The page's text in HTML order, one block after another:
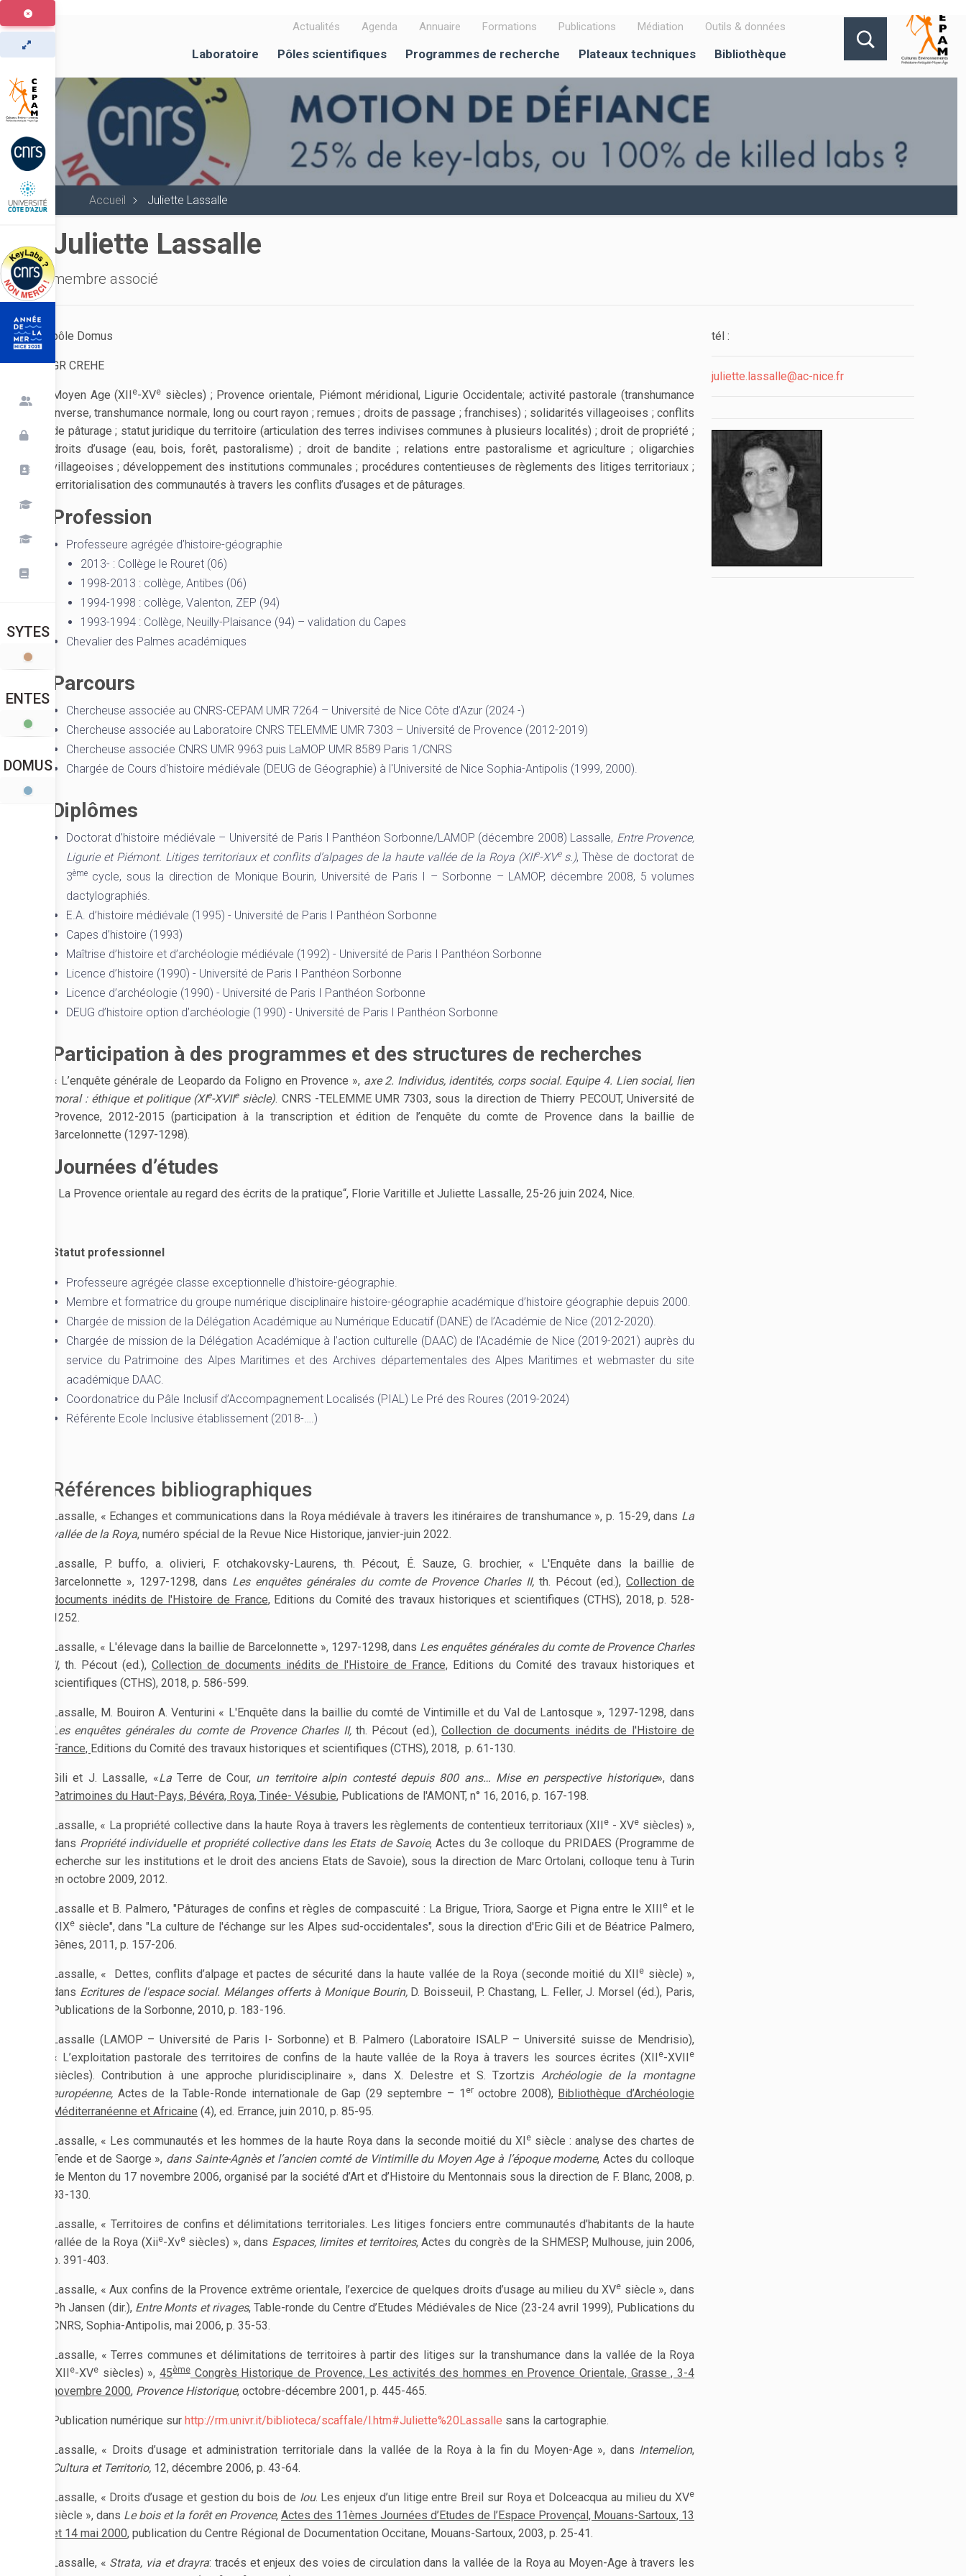
Aller
au
contenu
principal
Actualités Agenda Annuaire Formations Publications Médiation Outils & données
Laboratoire Pôles scientifiques Programmes de recherche Plateaux techniques Bibliothèque
Accueil Juliette Lassalle
SYTES
ENTES
DOMUS
Juliette Lassalle
membre associé
pôle Domus
GR CREHE
Moyen Age (XIIe-XVe siècles) ; Provence orientale, Piémont méridional, Ligurie Occidentale; activité pastorale (transhumance
inverse, transhumance normale, long ou court rayon ; remues ; droits de passage ; franchises) ; solidarités villageoises ; conflits
de pâturage ; statut juridique du territoire (articulation des terres indivises communes à plusieurs localités) ; droit de propriété ;
droits d’usage (eau, bois, forêt, pastoralisme) ; droit de bandite ; relations entre pastoralisme et agriculture ; oligarchies
villageoises ; développement des institutions communales ; procédures contentieuses de règlements des litiges territoriaux ;
territorialisation des communautés à travers les conflits d’usages et de pâturages.
Profession
Professeure agrégée d’histoire-géographie
2013- : Collège le Rouret (06)
1998-2013 : collège, Antibes (06)
1994-1998 : collège, Valenton, ZEP (94)
1993-1994 : Collège, Neuilly-Plaisance (94) – validation du Capes
Chevalier des Palmes académiques
Parcours
Chercheuse associée au CNRS-CEPAM UMR 7264 – Université de Nice Côte d’Azur (2024 -)
Chercheuse associée au Laboratoire CNRS TELEMME UMR 7303 – Université de Provence (2012-2019)
Chercheuse associée CNRS UMR 9963 puis LaMOP UMR 8589 Paris 1/CNRS
Chargée de Cours d'histoire médiévale (DEUG de Géographie) à l'Université de Nice Sophia-Antipolis (1999, 2000).
Diplômes
Doctorat d’histoire médiévale – Université de Paris I Panthéon Sorbonne/LAMOP (décembre 2008) Lassalle, Entre Provence,
Ligurie et Piémont. Litiges territoriaux et conflits d’alpages de la haute vallée de la Roya (XIIe-XVes.), Thèse de doctorat de
3ème cycle, sous la direction de Monique Bourin, Université de Paris I – Sorbonne – LAMOP, décembre 2008, 5 volumes
dactylographiés.
E.A. d’histoire médiévale (1995) - Université de Paris I Panthéon Sorbonne
Capes d’histoire (1993)
Maîtrise d’histoire et d’archéologie médiévale (1992) - Université de Paris I Panthéon Sorbonne
Licence d’histoire (1990) - Université de Paris I Panthéon Sorbonne
Licence d’archéologie (1990) - Université de Paris I Panthéon Sorbonne
DEUG d’histoire option d’archéologie (1990) - Université de Paris I Panthéon Sorbonne
Participation à des programmes et des structures de recherches
« L’enquête générale de Leopardo da Foligno en Provence », axe 2. Individus, identités, corps social. Equipe 4. Lien social, lien
moral : éthique et politique (XIe-XVIIesiècle). CNRS -TELEMME UMR 7303, sous la direction de Thierry PECOUT, Université de
Provence, 2012-2015 (participation à la transcription et édition de l’enquête du comte de Provence dans la baillie de
Barcelonnette (1297-1298).
Journées d’études
„ La Provence orientale au regard des écrits de la pratique“, Florie Varitille et Juliette Lassalle, 25-26 juin 2024, Nice.
Statut professionnel
Professeure agrégée classe exceptionnelle d’histoire-géographie.
Membre et formatrice du groupe numérique disciplinaire histoire-géographie académique d’histoire géographie depuis 2000.
Chargée de mission de la Délégation Académique au Numérique Educatif (DANE) de l’Académie de Nice (2012-2020).
Chargée de mission de la Délégation Académique à l’action culturelle (DAAC) de l’Académie de Nice (2019-2021) auprès du
service du Patrimoine des Alpes Maritimes et des Archives départementales des Alpes Maritimes et webmaster du site
académique DAAC.
Coordonatrice du Pâle Inclusif d’Accompagnement Localisés (PIAL) Le Pré des Roures (2019-2024)
Référente Ecole Inclusive établissement (2018-….)
Références bibliographiques
Lassalle, « Echanges et communications dans la Roya médiévale à travers les itinéraires de transhumance », p. 15-29, dans La
vallée de la Roya, numéro spécial de la Revue Nice Historique, janvier-juin 2022.
Lassalle, P. buffo, a. olivieri, F. otchakovsky-Laurens, th. Pécout, É. Sauze, G. brochier, « L'Enquête dans la baillie de
Barcelonnette », 1297-1298, dans Les enquêtes générales du comte de Provence Charles II, th. Pécout (ed.),Collection de
documents inédits de l'Histoire de France, Editions du Comité des travaux historiques et scientifiques (CTHS), 2018, p. 528-
1252.
Lassalle, « L'élevage dans la baillie de Barcelonnette », 1297-1298, dans Les enquêtes générales du comte de Provence Charles
II, th. Pécout (ed.), Collection de documents inédits de l'Histoire de France, Editions du Comité des travaux historiques et
scientifiques (CTHS), 2018, p. 586-599.
Lassalle, M. Bouiron A. Venturini « L'Enquête dans la baillie du comté de Vintimille et du Val de Lantosque », 1297-1298, dans
Les enquêtes générales du comte de Provence Charles II,th. Pécout (ed.),Collection de documents inédits de l'Histoire de
France, Editions du Comité des travaux historiques et scientifiques (CTHS), 2018, p. 61-130.
Gili et J. Lassalle, «LaTerre de Cour, un territoire alpin contesté depuis 800 ans… Mise en perspective historique», dans
Patrimoines du Haut-Pays, Bévéra, Roya, Tinée- Vésubie, Publications de l'AMONT, n° 16, 2016, p. 167-198.
Lassalle, « La propriété collective dans la haute Roya à travers les règlements de contentieux territoriaux (XIIe - XVe siècles) »,
dans Propriété individuelle et propriété collective dans les Etats de Savoie, Actes du 3e colloque du PRIDAES (Programme de
recherche sur les institutions et le droit des anciens Etats de Savoie), sous la direction de Marc Ortolani, colloque tenu à Turin
en octobre 2009, 2012.
Lassalle et B. Palmero, "Pâturages de confins et règles de compascuité : La Brigue, Triora, Saorge et Pigna entre le XIIIe et le
XIXe siècle", dans "La culture de l'échange sur les Alpes sud-occidentales", sous la direction d'Eric Gili et de Béatrice Palmero,
Gênes, 2011, p. 157-206.
Lassalle, « Dettes, conflits d’alpage et pactes de sécurité dans la haute vallée de la Roya (seconde moitié du XIIe siècle) »,
dans Ecritures de l'espace social. Mélanges offerts à Monique Bourin, D. Boisseuil, P. Chastang, L. Feller, J. Morsel (éd.), Paris,
Publications de la Sorbonne, 2010, p. 183-196.
Lassalle (LAMOP – Université de Paris I- Sorbonne) et B. Palmero (Laboratoire ISALP – Université suisse de Mendrisio),
« L’exploitation pastorale des territoires de confins de la haute vallée de la Roya à travers les sources écrites (XIIe-XVIIe
siècles). Contribution à une approche pluridisciplinaire », dans X. Delestre et S. TzortzisArchéologie de la montagne
européenne, Actes de la Table-Ronde internationale de Gap (29 septembre – 1 eroctobre 2008), Bibliothèque d’Archéologie
Méditerranéenne et Africaine (4), ed. Errance, juin 2010, p. 85-95.
Lassalle, « Les communautés et les hommes de la haute Roya dans la seconde moitié du XIesiècle : analyse des chartes de
Tende et de Saorge », dans Sainte-Agnès et l’ancien comté de Vintimille du Moyen Age à l’époque moderne, Actes du colloque
de Menton du 17 novembre 2006, organisé par la société d’Art et d’Histoire du Mentonnais sous la direction de F. Blanc, 2008, p.
93-130.
Lassalle, « Territoires de confins et délimitations territoriales. Les litiges fonciers entre communautés d’habitants de la haute
vallée de la Roya (Xiie-Xvesiècles) », dans Espaces, limites et territoires, Actes du congrès de la SHMESP, Mulhouse, juin 2006,
p. 391-403.
Lassalle, « Aux confins de la Provence extrême orientale, l’exercice de quelques droits d’usage au milieu du XVe siècle », dans
Ph Jansen (dir.), Entre Monts et rivages, Table-ronde du Centre d’Etudes Médiévales de Nice (23-24 avril 1999), Publications du
CNRS, Sophia-Antipolis, mai 2006, p. 35-53.
Lassalle, « Terres communes et délimitations de territoires à partir des litiges sur la transhumance dans la vallée de la Roya
(XIIe-XVe siècles) », 45èmeCongrès Historique de Provence, Les activités des hommes en Provence Orientale, Grasse , 3-4
novembre 2000, Provence Historique, octobre-décembre 2001, p. 445-465.
Publication numérique sur http://rm.univr.it/biblioteca/scaffale/l.htm#Juliette%20Lassalle sans la cartographie.
Lassalle, « Droits d’usage et administration territoriale dans la vallée de la Roya à la fin du Moyen-Age », dans Intemelion,
Cultura et Territorio, 12, décembre 2006, p. 43-64.
Lassalle, « Droits d’usage et gestion du bois de Iou. Les enjeux d’un litige entre Breil sur Roya et Dolceacqua au milieu du XVe
siècle », dans Le bois et la forêt en Provence, Actes des 11èmes Journées d’Etudes de l’Espace Provençal, Mouans-Sartoux, 13
et 14 mai 2000, publication du Centre Régional de Documentation Occitane, Mouans-Sartoux, 2003, p. 25-41.
Lassalle, « Strata, via et drayra: tracés et enjeux des voies de circulation dans la vallée de la Roya au Moyen-Age à travers les
tél :
juliette.lassalle@ac-nice.fr